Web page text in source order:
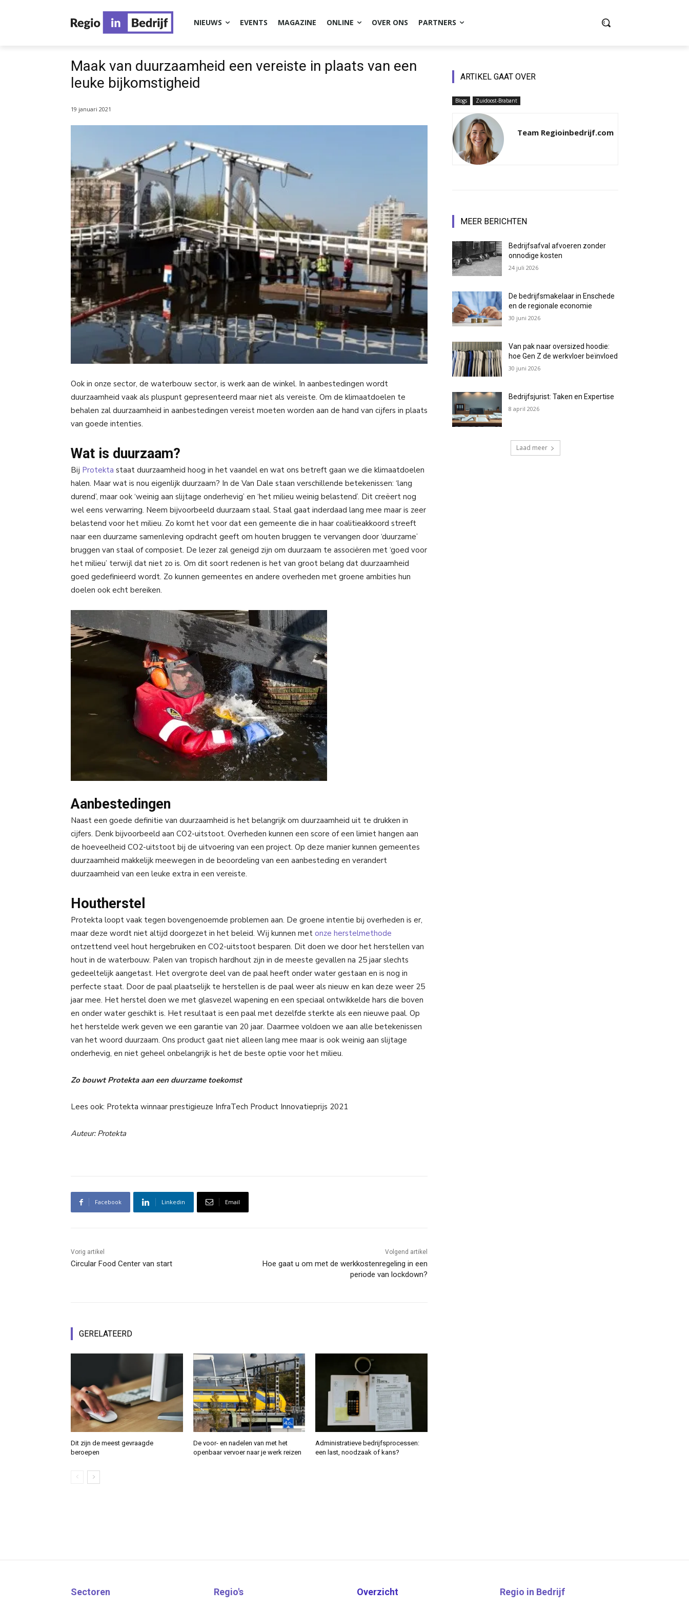
NIEUWS EVENTS MAGAZINE ONLINE OVER ONS PARTNERS
Maak van duurzaamheid een vereiste in plaats van een
leuke bijkomstigheid
19 januari 2021
Ook in onze sector, de waterbouw sector, is werk aan de winkel. In aanbestedingen wordt
duurzaamheid vaak als pluspunt gepresenteerd maar niet als vereiste. Om de klimaatdoelen te
behalen zal duurzaamheid in aanbestedingen vereist moeten worden aan de hand van cijfers in plaats
van goede intenties.
Wat is duurzaam?
Bij Protekta staat duurzaamheid hoog in het vaandel en wat ons betreft gaan we die klimaatdoelen
halen. Maar wat is nou eigenlijk duurzaam? In de Van Dale staan verschillende betekenissen: ‘lang
durend’, maar ook ‘weinig aan slijtage onderhevig’ en ‘het milieu weinig belastend’. Dit creëert nog
wel eens verwarring. Neem bijvoorbeeld duurzaam staal. Staal gaat inderdaad lang mee maar is zeer
belastend voor het milieu. Zo komt het voor dat een gemeente die in haar coalitieakkoord streeft
naar een duurzame samenleving opdracht geeft om houten bruggen te vervangen door ‘duurzame’
bruggen van staal of composiet. De lezer zal geneigd zijn om duurzaam te associëren met ‘goed voor
het milieu’ terwijl dat niet zo is. Om dit soort redenen is het van groot belang dat duurzaamheid
goed gedefinieerd wordt. Zo kunnen gemeentes en andere overheden met groene ambities hun
doelen ook echt bereiken.
Aanbestedingen
Naast een goede definitie van duurzaamheid is het belangrijk om duurzaamheid uit te drukken in
cijfers. Denk bijvoorbeeld aan CO2-uitstoot. Overheden kunnen een score of een limiet hangen aan
de hoeveelheid CO2-uitstoot bij de uitvoering van een project. Op deze manier kunnen gemeentes
duurzaamheid makkelijk meewegen in de beoordeling van een aanbesteding en verandert
duurzaamheid van een leuke extra in een vereiste.
Houtherstel
Protekta loopt vaak tegen bovengenoemde problemen aan. De groene intentie bij overheden is er,
maar deze wordt niet altijd doorgezet in het beleid. Wij kunnen met onze herstelmethode
ontzettend veel hout hergebruiken en CO2-uitstoot besparen. Dit doen we door het herstellen van
hout in de waterbouw. Palen van tropisch hardhout zijn in de meeste gevallen na 25 jaar slechts
gedeeltelijk aangetast. Het overgrote deel van de paal heeft onder water gestaan en is nog in
perfecte staat. Door de paal plaatselijk te herstellen is de paal weer als nieuw en kan deze weer 25
jaar mee. Het herstel doen we met glasvezel wapening en een speciaal ontwikkelde hars die boven
en onder water geschikt is. Het resultaat is een paal met dezelfde sterkte als een nieuwe paal. Op
het herstelde werk geven we een garantie van 20 jaar. Daarmee voldoen we aan alle betekenissen
van het woord duurzaam. Ons product gaat niet alleen lang mee maar is ook weinig aan slijtage
onderhevig, en niet geheel onbelangrijk is het de beste optie voor het milieu.
Zo bouwt Protekta aan een duurzame toekomst
Lees ook: Protekta winnaar prestigieuze InfraTech Product Innovatieprijs 2021
Auteur: Protekta
Facebook Linkedin Email
Vorig artikel
Circular Food Center van start
Volgend artikel
Hoe gaat u om met de werkkostenregeling in een
periode van lockdown?
GERELATEERD
Dit zijn de meest gevraagde
beroepen
De voor- en nadelen van met het
openbaar vervoer naar je werk reizen
Administratieve bedrijfsprocessen:
een last, noodzaak of kans?
ARTIKEL GAAT OVER
Blogs Zuidoost-Brabant
Team Regioinbedrijf.com
MEER BERICHTEN
Bedrijfsafval afvoeren zonder
onnodige kosten
24 juli 2026
De bedrijfsmakelaar in Enschede
en de regionale economie
30 juni 2026
Van pak naar oversized hoodie:
hoe Gen Z de werkvloer beïnvloed
30 juni 2026
Bedrijfsjurist: Taken en Expertise
8 april 2026
Laad meer
Sectoren Regio's Overzicht Regio in Bedrijf